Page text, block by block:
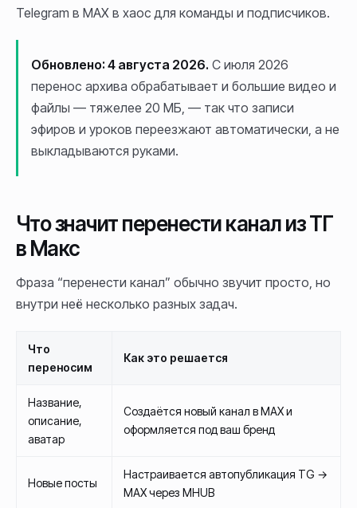
Telegram в MAX в хаос для команды и подписчиков.
Обновлено: 4 августа 2026. С июля 2026
перенос архива обрабатывает и большие видео и
файлы — тяжелее 20 МБ, — так что записи
эфиров и уроков переезжают автоматически, а не
выкладываются руками.
Что значит перенести канал из ТГ
в Макс
Фраза “перенести канал” обычно звучит просто, но
внутри неё несколько разных задач.
Что
переносим
Как это решается
Название,
описание,
аватар
Создаётся новый канал в MAX и
оформляется под ваш бренд
Новые посты
Настраивается автопубликация TG →
MAX через MHUB